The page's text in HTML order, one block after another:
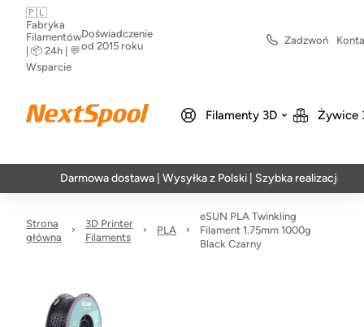
🇵🇱
Fabryka
Filamentów
| 📦 24h | 💬
Wsparcie
Doświadczenie
od 2015 roku
Zadzwoń
Filamenty 3D Żywice
Darmowa dostawa | Wysyłka z Polski | Szybka realizacja w 24h
Strona
główna
3D Printer
Filaments
PLA
eSUN PLA Twinkling
Filament 1.75mm 1000g
Black Czarny